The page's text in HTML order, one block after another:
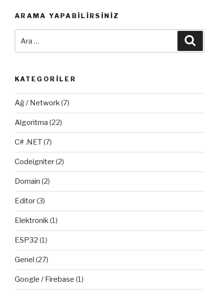
ARAMA YAPABILIRSINIZ
KATEGORILER
Ağ / Network(7)
Algoritma (22)
C# .NET(7)
Codeigniter(2)
Domain (2)
Editor(3)
Elektronik(1)
ESP32 (1)
Genel (27)
Google / Firebase (1)